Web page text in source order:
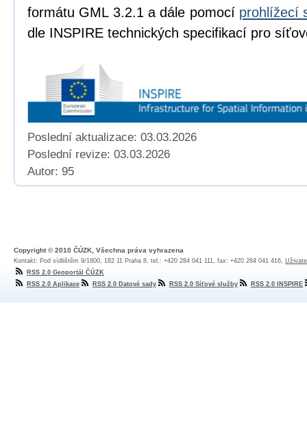
formátu GML 3.2.1 a dále pomocí prohlížecí
dle INSPIRE technických specifikací pro
Poslední aktualizace: 03.03.2026
Poslední revize: 03.03.2026
Autor: 95
Copyright © 2010 ČÚZK, Všechna práva vyhrazena
Kontakt: Pod sídlištěm 9/1800, 182 11 Praha 8, tel.: +420 284 041 111, fax: +420 284 041 416,
RSS 2.0 Geoportál ČÚZK
RSS 2.0 Aplikace
RSS 2.0 Datové sady RSS 2.0 Síťové služby RSS 2.0 INSPIRE